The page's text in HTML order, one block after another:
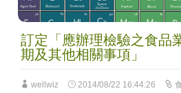
訂定「應辦理檢驗之食品
期及其他相關事項」
wellwiz 2014/08/22 16:44:26